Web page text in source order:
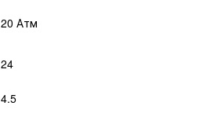
20 Атм
24
4.5